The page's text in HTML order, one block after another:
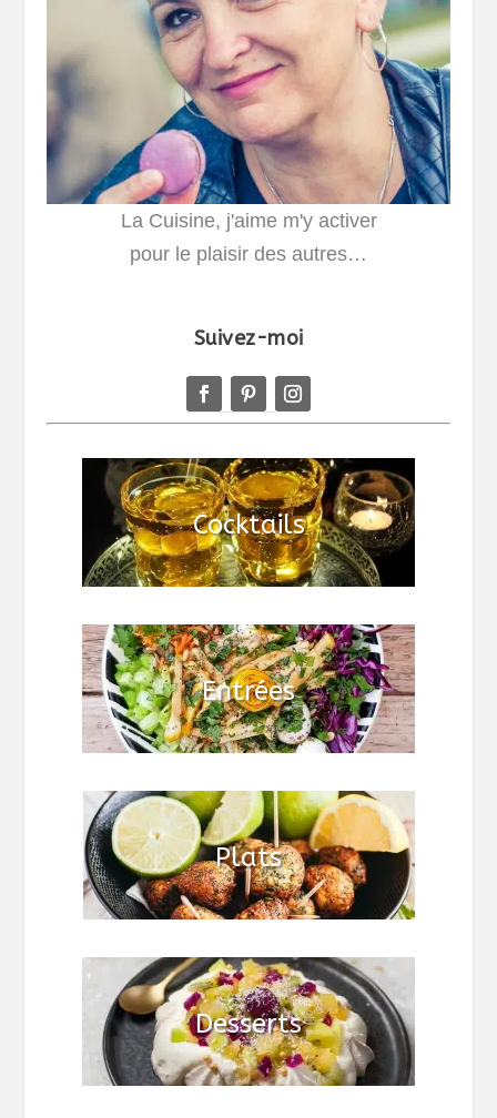
La Cuisine, j'aime m'y activer
pour le plaisir des autres…
Suivez-moi